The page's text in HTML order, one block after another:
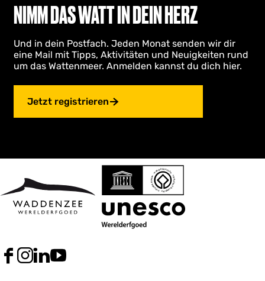
NIMM DAS WATT IN DEIN HERZ
Und in dein Postfach. Jeden Monat senden wir dir
eine Mail mit Tipps, Aktivitäten und Neuigkeiten rund
um das Wattenmeer. Anmelden kannst du dich hier.
Jetzt registrieren
I
L
Y